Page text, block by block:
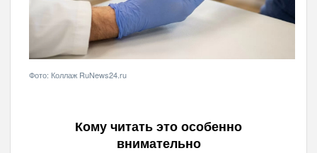
Фото: Коллаж RuNews24.ru
Кому читать это особенно
внимательно